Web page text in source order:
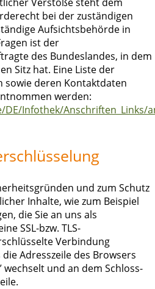
bei der zuständigen
Aufsichtsbehörde in
ist der
des Bundeslandes, in dem
Sitz hat. Eine Liste der
sowie deren Kontaktdaten
werden:
Infothek/Anschriften_Links/
und zum Schutz
Inhalte, wie zum Beispiel
die Sie an uns als
SSL-bzw. TLS-
Verbindung
Adresszeile des Browsers
und an dem Schloss-